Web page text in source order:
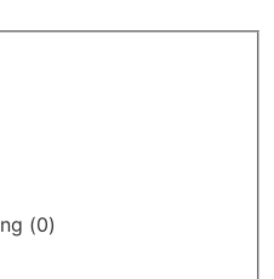
(0)